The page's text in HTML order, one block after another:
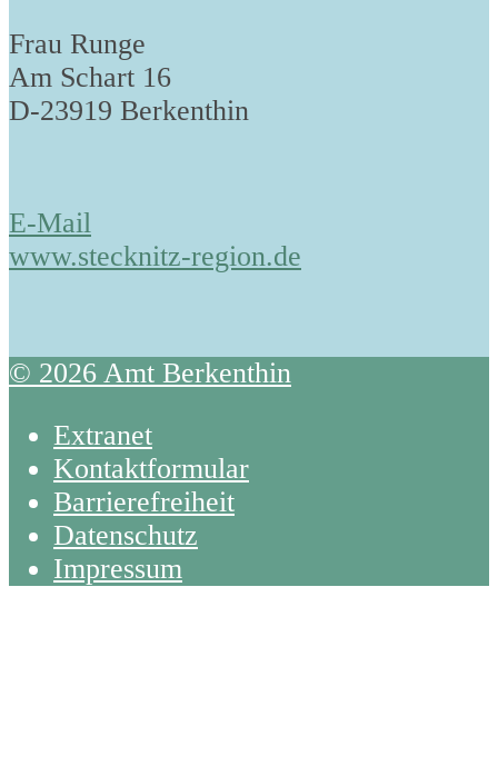
Frau Runge
Am Schart 16
D-23919 Berkenthin
E-Mail
www.stecknitz-region.de
© 2026 Amt Berkenthin
Extranet
Kontaktformular
Barrierefreiheit
Datenschutz
Impressum